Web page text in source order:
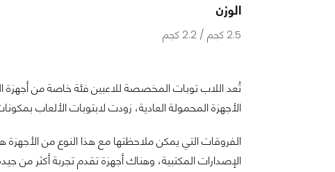
الوزن
2.5 كجم / 2.2 كجم
تُعد اللاب توبات المخصصة للاعبين فئة خاصة من
الأجهزة المحمولة العادية، زودت لابتوبات الألعاب
الفروقات التي يمكن ملاحظتها مع هذا النوع من
الإصدارات المكتبية، وهناك أجهزة تقدم تجربة أكثر من